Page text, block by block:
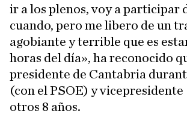
ir a los plenos, voy a participar
cuando, pero me libero de un
agobiante y terrible que es
horas del día», ha reconocido
presidente de Cantabria
(con el PSOE) y vicepresidente
otros 8 años.